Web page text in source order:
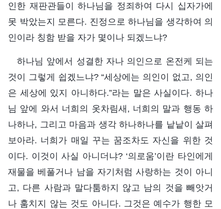
인한 재판관들이 하나님을 정죄하여 다시 십자가에
못 박았는지 모른다. 진정으로 하나님을 생각하여 의
인이라 칭함 받을 자가 몇이나 되겠느냐?
하나님 앞에서 성결한 자나 의인으로 온전케 되는
것이 그렇게 쉽겠느냐? “세상에는 의인이 없고, 의인
은 세상에 있지 아니하다.”라는 말은 사실이다. 하나
님 앞에 와서 너희의 옷차림새, 너희의 말과 행동 하
나하나, 그리고 마음과 생각 하나하나를 낱낱이 살펴
보아라. 너희가 매일 꾸는 꿈조차도 자신을 위한 것
이다. 이것이 사실 아니더냐? ‘의로움’이란 타인에게
재물을 베풀거나 남을 자기처럼 사랑하는 것이 아니
고, 다른 사람과 말다툼하지 않고 남의 것을 빼앗거
나 훔치지 않는 것도 아니다. 그것은 예수가 행한 모